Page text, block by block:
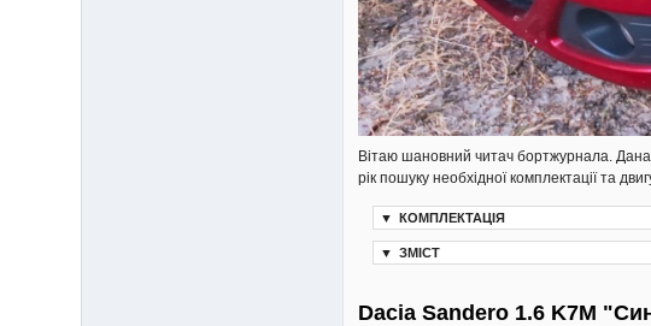
Вітаю шановний читач бортжурнала. Дана
рік пошуку необхідної комплектації та
▼ КОМПЛЕКТАЦІЯ
▼ ЗМІСТ
Dacia Sandero 1.6 K7M